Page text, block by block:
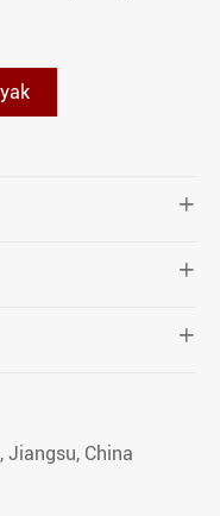



Jiangsu, China